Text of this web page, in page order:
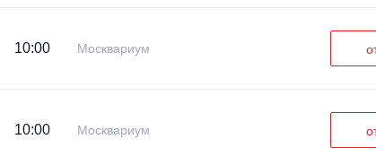
10:00 Москвариум
10:00 Москвариум